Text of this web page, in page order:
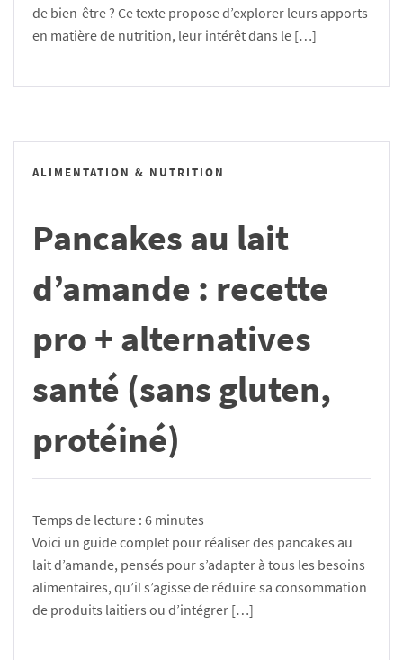
de bien-être ? Ce texte propose d’explorer leurs apports
en matière de nutrition, leur intérêt dans le […]
ALIMENTATION & NUTRITION
Pancakes au lait
d’amande : recette
pro + alternatives
santé (sans gluten,
protéiné)
Temps de lecture : 6 minutes
Voici un guide complet pour réaliser des pancakes au
lait d’amande, pensés pour s’adapter à tous les besoins
alimentaires, qu’il s’agisse de réduire sa consommation
de produits laitiers ou d’intégrer […]